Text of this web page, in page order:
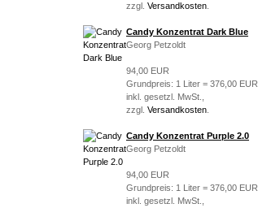
zzgl. Versandkosten
Candy Konzentrat Dark Blue
Georg Petzoldt
94,00 EUR
Grundpreis: 1 Liter = 376,00 EUR
inkl. gesetzl. MwSt.,
zzgl. Versandkosten
Candy Konzentrat Purple 2.0
Georg Petzoldt
94,00 EUR
Grundpreis: 1 Liter = 376,00 EUR
inkl. gesetzl. MwSt.,